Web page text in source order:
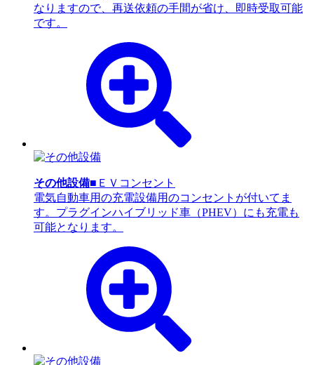
なりますので、再送依頼の手間が省け、即時受取可能
です。
その他設備■ＥＶコンセント
電気自動車用の充電設備用のコンセントが付いてま
す。プラグインハイブリッド車（PHEV）にも充電も
可能となります。